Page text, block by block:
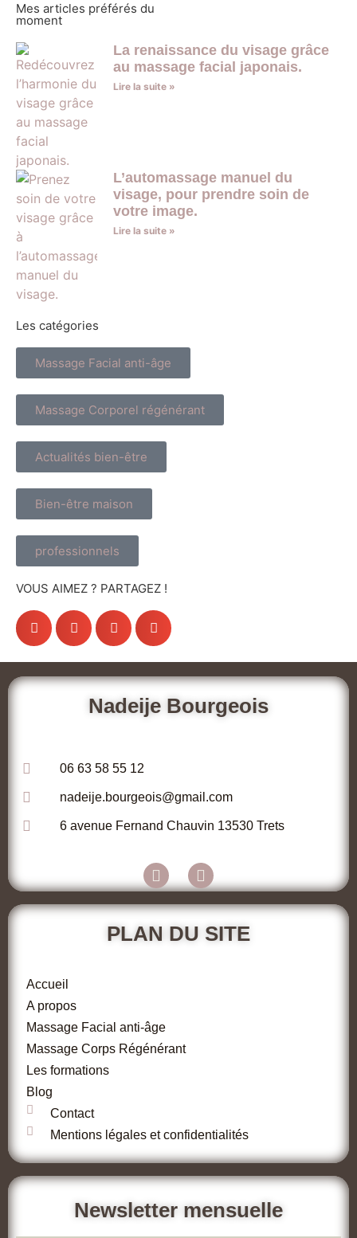
Mes articles préférés du
moment
La renaissance du visage grâce
au massage facial japonais.
Lire la suite »
L’automassage manuel du
visage, pour prendre soin de
votre image.
Lire la suite »
Les catégories
Massage Facial anti-âge
Massage Corporel régénérant
Actualités bien-être
Bien-être maison
professionnels
VOUS AIMEZ ? PARTAGEZ !
Nadeije Bourgeois
06 63 58 55 12
nadeije.bourgeois@gmail.com
6 avenue Fernand Chauvin 13530 Trets
PLAN DU SITE
Accueil
A propos
Massage Facial anti-âge
Massage Corps Régénérant
Les formations
Blog
Contact
Mentions légales et confidentialités
Newsletter mensuelle